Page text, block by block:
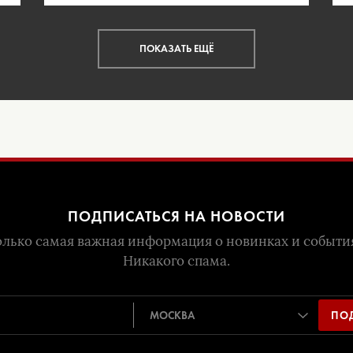
ПОКАЗАТЬ ЕЩЁ
ПОДПИСАТЬСЯ НА НОВОСТИ
самая важная информация о новинках и
Никакого спама.